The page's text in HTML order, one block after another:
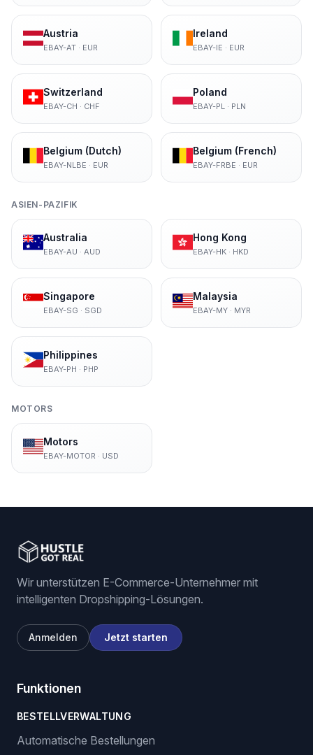
Austria
EBAY-AT· EUR
Ireland
EBAY-IE · EUR
Switzerland
EBAY-CH · CHF
Poland
EBAY-PL· PLN
Belgium (Dutch)
EBAY-NLBE · EUR
Belgium (French)
EBAY-FRBE · EUR
ASIEN-PAZIFIK
Australia
EBAY-AU · AUD
Hong Kong
EBAY-HK· HKD
Singapore
EBAY-SG · SGD
Malaysia
EBAY-MY· MYR
Philippines
EBAY-PH · PHP
MOTORS
Motors
EBAY-MOTOR · USD
Wir unterstützen E-Commerce-Unternehmer mit
intelligenten Dropshipping-Lösungen.
Anmelden Jetzt starten
Funktionen
BESTELLVERWALTUNG
Automatische Bestellungen